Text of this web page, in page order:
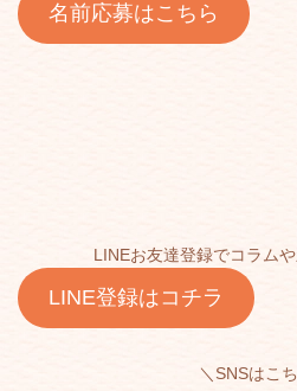
名前応募はこちら
LINEお友達登録でコラム
LINE登録はコチラ
＼SNSはこ